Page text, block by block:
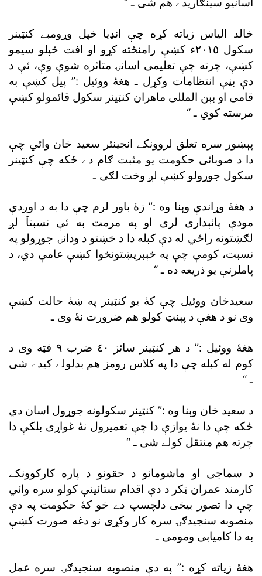
اسانيو سينګاريدے هم شى ـ “
خالد الياس زياته کړه چې انډيا خپل وړومبے کنټينر
سکول ٢٠١٥ء کښې رامنځته کړو او افت ځپلو سيمو
کښې، چرته چې تعليمى اسانۍ متاثره شوې وې، ئې د
دې بڼې انتظامات وکړل ـ هغۀ ووئيل :” پيل کښې به
قامى او بېن المللى ماهران کنټينر سکول قائمولو کښې
مرسته کوي ـ “
پېښور سره تعلق لروونکے انجينئر سعيد خان وائي چې
دا د صوبائى حکومت يو مثبت ګام دے ځکه چې کنټينر
سکول جوړولو کښې لږ وخت لګى ـ
د هغۀ وړاندې وېنا وه :” زۀ باور لرم چې دا به د اوږدې
مودې پائېدارى لرى او په مرمت به ئې نسبتاَ لږ
لګښتونه راځي له دې کبله دا د خښتو د ودانۍ جوړولو په
نسبت، کومې چې په خېبرپښتونخوا کښې عامې دي، د
پاملرنې يو ذريعه ده ـ “
سعيدخان ووئيل چې کۀ يو کنټينر په ښۀ حالت کښې
وى نو د هغې د پېنټ کولو هم ضرورت نۀ وى ـ
هغۀ ووئيل :” د هر کنټينر سائز ٤٠ ضرب ٩ فټه وى د
کوم له کبله چې دا په کلاس رومز هم بدلولے کيدے شى
ـ “
د سعيد خان وېنا وه :” کنټينر سکولونه جوړول اسان دي
ځکه چې دا نۀ يوازې دا چې تعميرول نۀ غواړى بلکې دا
چرته هم منتقل کولے شى ـ “
د سماجى او ماشومانو د حقونو د پاره کارکوونکے
کارمند عمران ټکر د دې اقدام ستائينې کولو سره وائي
چې دا تصور بيخى دلچسپ دے خو کۀ حکومت په دې
منصوبه سنجيدګۍ سره کار وکړى نو دغه صورت کښې
به دا کاميابى ومومى ـ
هغۀ زياته کړه :” په دې منصوبه سنجيدګۍ سره عمل